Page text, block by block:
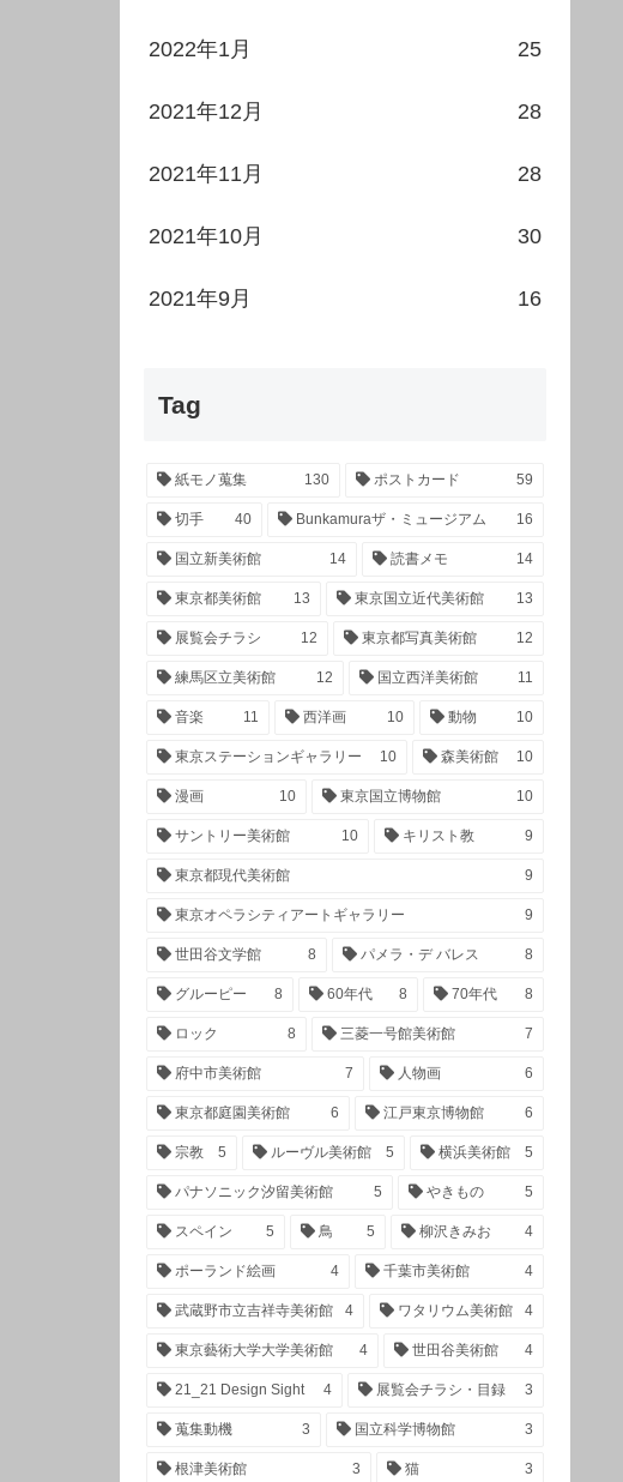
2022年1月 25
2021年12月 28
2021年11月 28
2021年10月 30
2021年9月 16
Tag
紙モノ蒐集 130 ポストカード 59
切手 40 Bunkamuraザ・ミュージアム 16
国立新美術館 14 読書メモ 14
東京都美術館 13 東京国立近代美術館 13
展覧会チラシ 12 東京都写真美術館 12
練馬区立美術館 12 国立西洋美術館 11
音楽 11 西洋画 10 動物 10
東京ステーションギャラリー 10 森美術館 10
漫画 10 東京国立博物館 10
サントリー美術館 10 キリスト教 9
東京都現代美術館 9
東京オペラシティアートギャラリー 9
世田谷文学館 8 パメラ・デ バレス 8
グルーピー 8 60年代 8 70年代 8
ロック 8 三菱一号館美術館 7
府中市美術館 7 人物画 6
東京都庭園美術館 6 江戸東京博物館 6
宗教 5 ルーヴル美術館 5 横浜美術館 5
パナソニック汐留美術館 5 やきもの 5
スペイン 5 鳥 5 柳沢きみお 4
ポーランド絵画 4 千葉市美術館 4
武蔵野市立吉祥寺美術館 4 ワタリウム美術館 4
東京藝術大学大学美術館 4 世田谷美術館 4
21_21 Design Sight 4 展覧会チラシ・目録 3
蒐集動機 3 国立科学博物館 3
根津美術館 3 猫 3